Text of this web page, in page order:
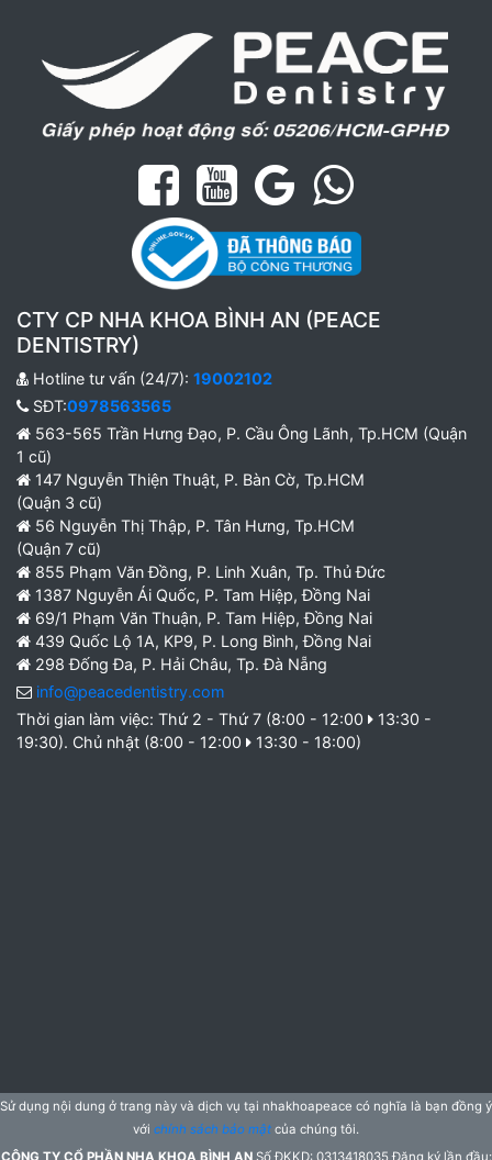
CTY CP NHA KHOA BÌNH AN (PEACE
DENTISTRY)
Hotline tư vấn (24/7): 19002102
SĐT:0978563565
563-565 Trần Hưng Đạo, P. Cầu Ông Lãnh, Tp.HCM (Quận
1 cũ)
147 Nguyễn Thiện Thuật, P. Bàn Cờ, Tp.HCM
(Quận 3 cũ)
56 Nguyễn Thị Thập, P. Tân Hưng, Tp.HCM
(Quận 7 cũ)
855 Phạm Văn Đồng, P. Linh Xuân, Tp. Thủ Đức
1387 Nguyễn Ái Quốc, P. Tam Hiệp, Đồng Nai
69/1 Phạm Văn Thuận, P. Tam Hiệp, Đồng Nai
439 Quốc Lộ 1A, KP9, P. Long Bình, Đồng Nai
298 Đống Đa, P. Hải Châu, Tp. Đà Nẵng
info@peacedentistry.com
Thời gian làm việc: Thứ 2 - Thứ 7 (8:00 - 12:00
13:30 -
19:30). Chủ nhật (8:00 - 12:00
13:30 - 18:00)
Sử dụng nội dung ở trang này và dịch vụ tại nhakhoapeace có nghĩa là bạn đồng ý
với chính sách bảo mật của chúng tôi.
CÔNG TY CỔ PHẦN NHA KHOA BÌNH ANSố ĐKKD: 0313418035 Đăng ký lần đầu: